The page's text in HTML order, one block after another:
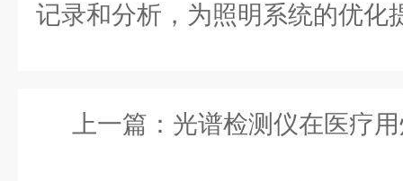
记录和分析，为照明系统的优化
上一篇： 光谱检测仪在医疗